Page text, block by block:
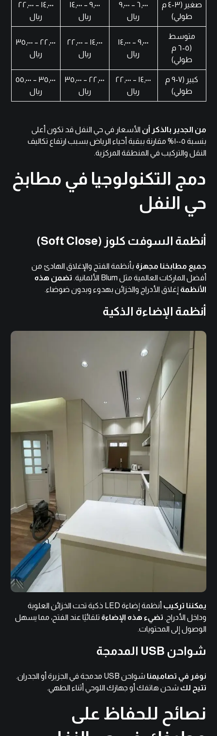
صغير (٣-٤ م
طولي)
٦,٠٠٠ – ٩,٠٠٠
ريال
٩,٠٠٠ – ١٤,٠٠٠
ريال
١٤,٠٠٠ – ٢٢,٠٠٠
ريال
متوسط
(٥-٦ م
طولي)
٩,٠٠٠ – ١٤,٠٠٠
ريال
١٤,٠٠٠ – ٢٢,٠٠٠
ريال
٢٢,٠٠٠ – ٣٥,٠٠٠
ريال
كبير (٧-٩ م
طولي)
١٤,٠٠٠ – ٢٢,٠٠٠
ريال
٢٢,٠٠٠ – ٣٥,٠٠٠
ريال
٣٥,٠٠٠ – ٥٥,٠٠٠
ريال
من الجدير بالذكر أن الأسعار في حي النفل قد تكون أعلى
بنسبة ٥-١٠% مقارنة ببقية أحياء الرياض بسبب ارتفاع تكاليف
النقل والتركيب في المنطقة المركزية.
دمج التكنولوجيا في مطابخ
حي النفل
أنظمة السوفت كلوز (Soft Close)
جميع مطابخنا مجهزة بأنظمة الفتح والإغلاق الهادئ من
أفضل الماركات العالمية مثل Blum الألمانية.
تضمن هذه
الأنظمة إغلاق الأدراج والخزائن بهدوء وبدون ضوضاء.
أنظمة الإضاءة الذكية
يمكننا تركيب
أنظمة إضاءة LED ذكية تحت الخزائن العلوية
وداخل الأدراج. تضيء هذه الإضاءة تلقائيًا عند الفتح، مما يسهل
الوصول إلى المحتويات.
شواحن USB المدمجة
نوفر في تصاميمنا شواحن USB مدمجة في الجزيرة أو الجدران.
تتيح لك شحن هاتفك أو جهازك اللوحي أثناء الطهي.
نصائح للحفاظ على